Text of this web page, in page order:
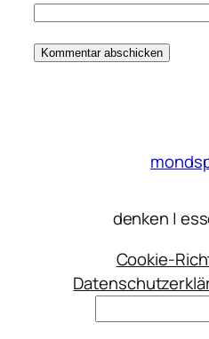
denken |
Cookie-